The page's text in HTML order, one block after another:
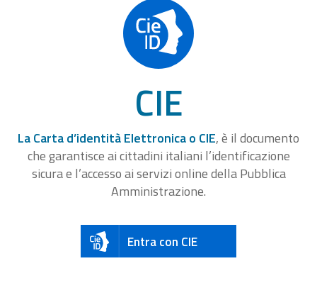
CIE
La Carta d’identità Elettronica o CIE, è il documento
che garantisce ai cittadini italiani l’identificazione
sicura e l’accesso ai servizi online della Pubblica
Amministrazione.
Entra con CIE